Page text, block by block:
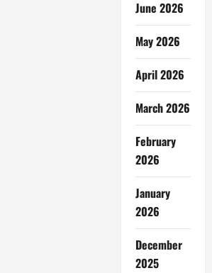
June 2026
May 2026
April 2026
March 2026
February
2026
January
2026
December
2025